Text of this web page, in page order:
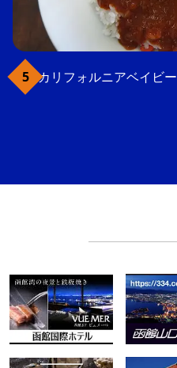
カリフォルニアベイビー